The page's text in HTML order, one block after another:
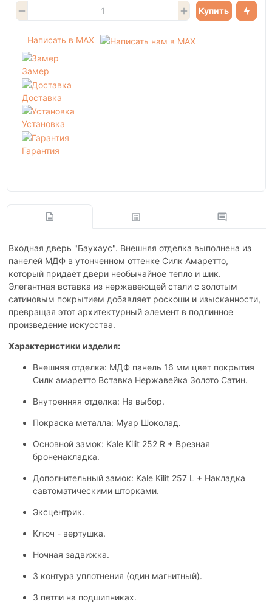
Купить
Написать в MAX
Замер
Доставка
Установка
Гарантия
Входная дверь "Баухаус". Внешняя отделка выполнена из
панелей МДФ в утонченном оттенке Силк Амаретто,
который придаёт двери необычайное тепло и шик.
Элегантная вставка из нержавеющей стали с золотым
сатиновым покрытием добавляет роскоши и изысканности,
превращая этот архитектурный элемент в подлинное
произведение искусства.
Характеристики изделия:
Внешняя отделка: МДФ панель 16 мм цвет покрытия
Силк амаретто Вставка Нержавейка Золото Сатин.
Внутренняя отделка: На выбор.
Покраска металла: Муар Шоколад.
Основной замок: Kale Kilit 252 R + Врезная
броненакладка.
Дополнительный замок: Kale Kilit 257 L + Накладка
савтоматическими шторками.
Эксцентрик.
Ключ - вертушка.
Ночная задвижка.
3 контура уплотнения (один магнитный).
3 петли на подшипниках.